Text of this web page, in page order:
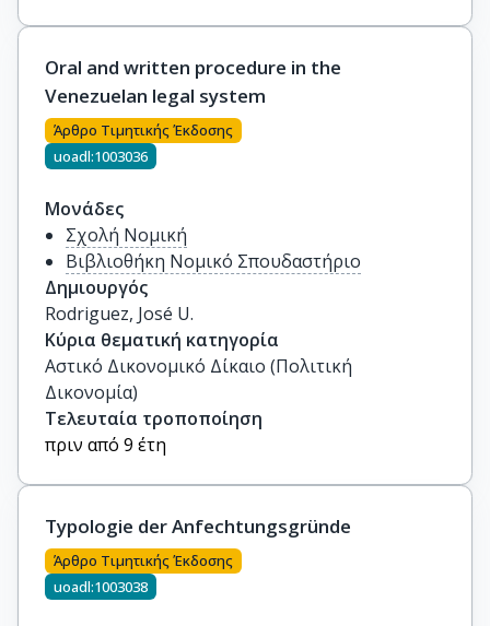
Oral and written procedure in the
Venezuelan legal system
Άρθρο Τιμητικής Έκδοσης
uoadl:1003036
Μονάδες
Σχολή Νομική
Βιβλιοθήκη Νομικό Σπουδαστήριο
Δημιουργός
Rodriguez, José U.
Κύρια θεματική κατηγορία
Αστικό Δικονομικό Δίκαιο (Πολιτική
Δικονομία)
Τελευταία τροποποίηση
πριν από 9 έτη
Typologie der Anfechtungsgründe
Άρθρο Τιμητικής Έκδοσης
uoadl:1003038